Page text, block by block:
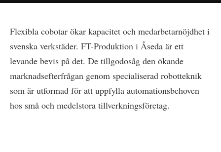
Flexibla cobotar ökar kapacitet och medarbetarnöjdhet i
svenska verkstäder. FT-Produktion i Åseda är ett
levande bevis på det. De tillgodosåg den ökande
marknadsefterfrågan genom specialiserad robotteknik
som är utformad för att uppfylla automationsbehoven
hos små och medelstora tillverkningsföretag.